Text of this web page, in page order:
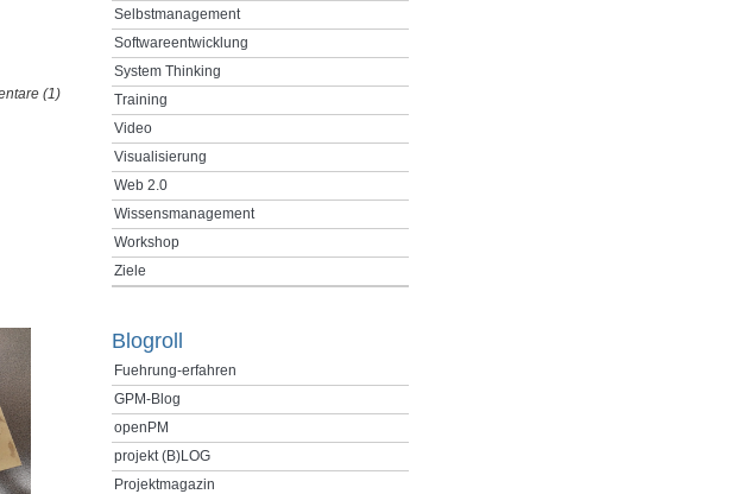
(1)
Selbstmanagement
Softwareentwicklung
System Thinking
Training
Video
Visualisierung
Web 2.0
Wissensmanagement
Workshop
Ziele
Blogroll
Fuehrung-erfahren
GPM-Blog
openPM
projekt (B)LOG
Projektmagazin